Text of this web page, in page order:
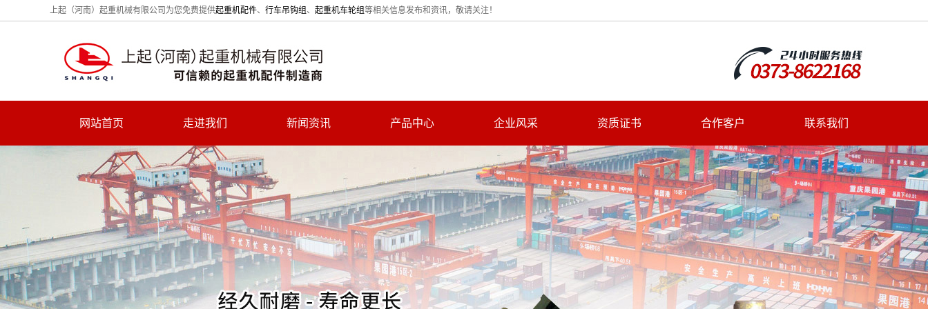
上起（河南）起重机械有限公司为您免费提供起重机配件、 行车吊钩组 、 起重机车轮组等相关信息发布和资讯，敬请关注！
网站首页 走进我们 新闻资讯 产品中心 企业风采 资质证书 合作客户 联系我们